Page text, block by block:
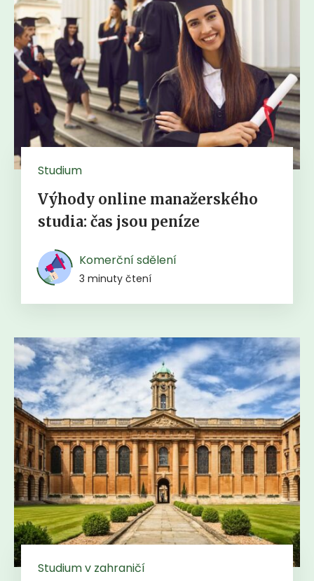
Studium
Výhody online manažerského
studia: čas jsou peníze
Komerční sdělení
3 minuty čtení
Studium v zahraničí